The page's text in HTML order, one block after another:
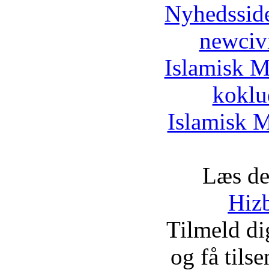
Islamisk
Islamisk
Læs
Tilmeld
og få